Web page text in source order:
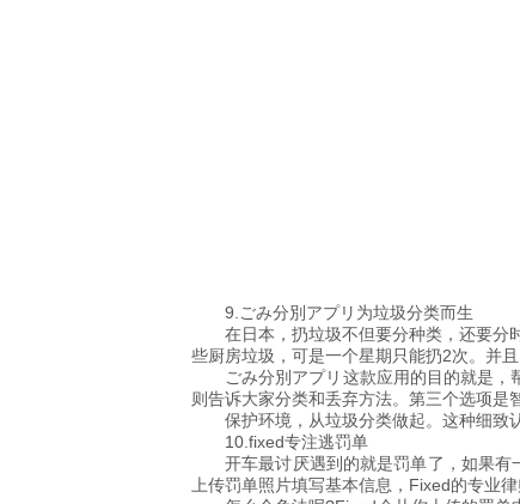
9.ごみ分別アプリ为垃圾分类而生
在日本，扔垃圾不但要分种类，还要分
些厨房垃圾，可是一个星期只能扔2次。并
ごみ分別アプリ这款应用的目的就是
则告诉大家分类和丢弃方法。第三个选项是
保护环境，从垃圾分类做起。这种细致
10.fixed专注逃罚单
开车最讨厌遇到的就是罚单了，如果
上传罚单照片填写基本信息，Fixed的专业